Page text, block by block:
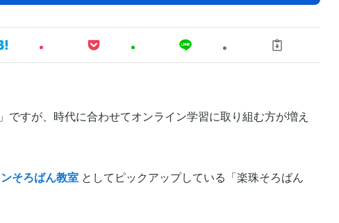
ですが、時代に合わせてオンライン学習に取り組む方が増え
そろばん教室 としてピックアップしている「楽珠そろばん